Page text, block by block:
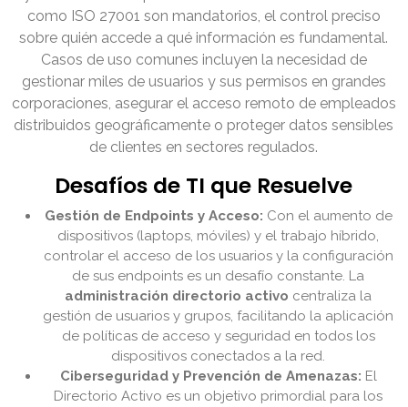
como ISO 27001 son mandatorios, el control preciso
sobre quién accede a qué información es fundamental.
Casos de uso comunes incluyen la necesidad de
gestionar miles de usuarios y sus permisos en grandes
corporaciones, asegurar el acceso remoto de empleados
distribuidos geográficamente o proteger datos sensibles
de clientes en sectores regulados.
Desafíos de TI que Resuelve
Gestión de Endpoints y Acceso: Con el aumento de
dispositivos (laptops, móviles) y el trabajo híbrido,
controlar el acceso de los usuarios y la configuración
de sus endpoints es un desafío constante. La
administración directorio activo centraliza la
gestión de usuarios y grupos, facilitando la aplicación
de políticas de acceso y seguridad en todos los
dispositivos conectados a la red.
Ciberseguridad y Prevención de Amenazas: El
Directorio Activo es un objetivo primordial para los